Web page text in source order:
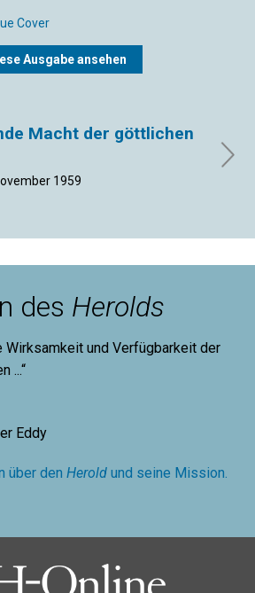
Ausgabe ansehen
Macht der göttlichen
1959
des Herolds
Wirksamkeit und Verfügbarkeit der
...“
über den Herold und seine Mission.